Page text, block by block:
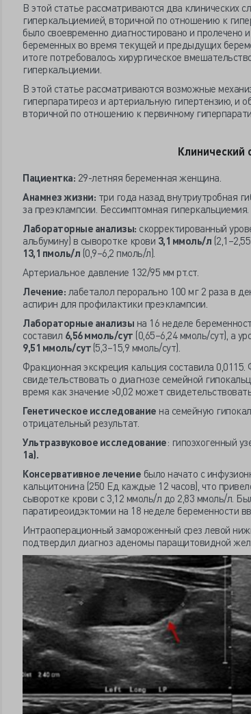
В этой статье рассматриваются два клинических
гиперкальциемией, вторичной по отношению к
было своевременно диагностировано и пролечено
беременных во время текущей и предыдущих
итоге потребовалось хирургическое
гиперкальциемии.
В этой статье рассматриваются возможные
гиперпаратиреоз и артериальную гипертензию, и
вторичной по отношению к первичному
Клинический
Пациентка: 29-летняя беременная женщина.
Анамнез жизни: три года назад внутриутробная
за преэклампсии. Бессимптомная гиперкальциемия.
Лабораторные анализы: скорректированный
альбумину) в сыворотке крови 3,1 ммоль/л
13,1 пмоль/л (0,9–6,2 пмоль/л).
Артериальное давление 132/95 мм рт.ст.
Лечение: лабеталол перорально 100 мг 2 раза в
аспирин для профилактики преэклампсии.
Лабораторные анализы на 16 неделе
составил 6,56 ммоль/сут (0,65–6,24 ммоль/сут), а
9,51 ммоль/сут (5,3–15,9 ммоль/сут).
Фракционная экскреция кальция составила
свидетельствовать о диагнозе семейной
время как значение >0,02 может
Генетическое исследование на семейную
отрицательный результат.
Ультразвуковое исследование: гипоэхогенный
1а).
Консервативное лечение было начато с
кальцитонина (250 Ед каждые 12 часов), что
сыворотке крови с 3,12 ммоль/л до 2,83 ммоль/л.
паратиреоидэктомии на 18 неделе беременности
Интраоперационный замороженный срез левой
подтвердил диагноз аденомы паращитовидной